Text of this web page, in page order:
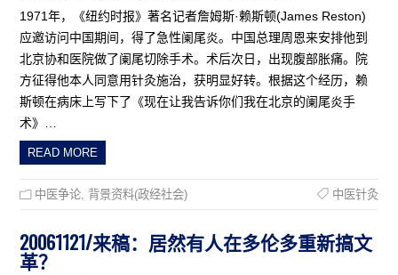
1971年，《纽约时报》著名记者詹姆斯·赖斯顿(James Reston)
应邀访问中国期间，得了急性阑尾炎。中国总理周恩来安排他到
北京协和医院做了阑尾切除手术。术后次日，出现腹部胀痛。院
方征得他本人同意用针灸施治，获明显好转。根据这个经历，赖
斯顿在病床上写下了《现在让我告诉你们我在北京的阑尾炎手
术》…
READ MORE
中医争论 背景资料(政经社会) 中医针灸
20061121/来稿：居然有人在多伦多重新搞文
革？